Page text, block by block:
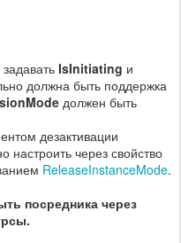
IsInitiating и
должна быть поддержка
должен быть
дезактивации
настроить через свойство
ReleaseInstanceMode.
посредника через